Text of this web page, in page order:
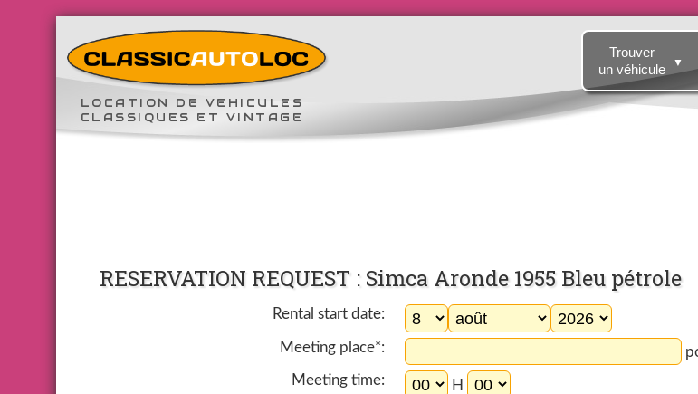
LOCATION DE VEHICULES
CLASSIQUES ET VINTAGE
Trouver
un véhicule
▼
RESERVATION REQUEST : Simca Aronde 1955 Bleu pétrole
Rental start date:
Meeting place*:
Meeting time:
H